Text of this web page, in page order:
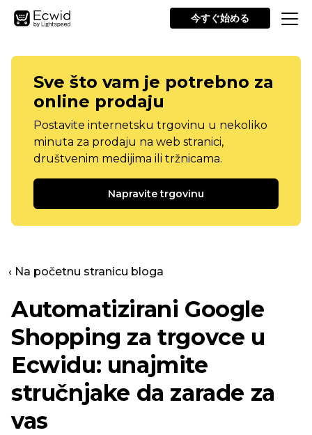
今すぐ始める
Sve što vam je potrebno za
online prodaju
Postavite internetsku trgovinu u nekoliko
minuta za prodaju na web stranici,
društvenim medijima ili tržnicama.
Napravite trgovinu
‹ Na početnu stranicu bloga
Automatizirani Google
Shopping za trgovce u
Ecwidu: unajmite
stručnjake da zarade za
vas